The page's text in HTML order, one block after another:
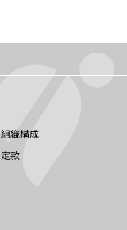
組織構成
定款